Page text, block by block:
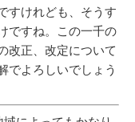
すけれども、そうす
ですね。この一千の
改正、改定について
でよろしいでしょう